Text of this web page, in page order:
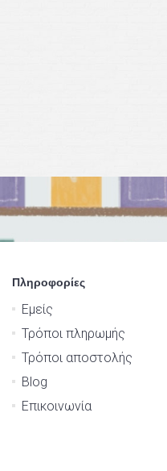
Πληροφορίες
Εμείς
Τρόποι πληρωμής
Τρόποι αποστολής
Blog
Επικοινωνία